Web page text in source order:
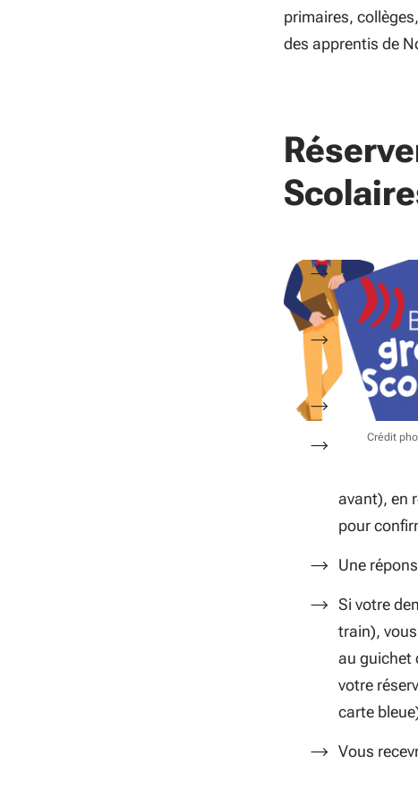
primaires,
des apprentis de
Crédit
avant), en
pour
Une
Si votre
train),
au guichet
votre
carte
Vous